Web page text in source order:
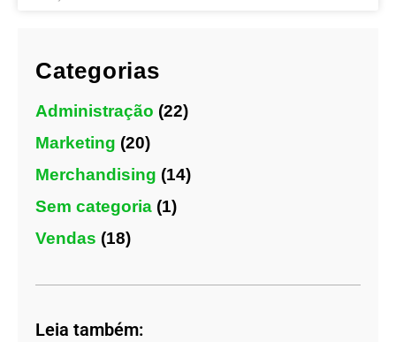
Categorias
Administração (22)
Marketing (20)
Merchandising (14)
Sem categoria (1)
Vendas (18)
Leia também: